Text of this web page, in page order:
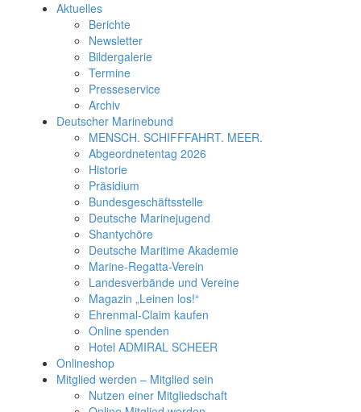
Aktuelles
Berichte
Newsletter
Bildergalerie
Termine
Presseservice
Archiv
Deutscher Marinebund
MENSCH. SCHIFFFAHRT. MEER.
Abgeordnetentag 2026
Historie
Präsidium
Bundesgeschäftsstelle
Deutsche Marinejugend
Shantychöre
Deutsche Maritime Akademie
Marine-Regatta-Verein
Landesverbände und Vereine
Magazin „Leinen los!“
Ehrenmal-Claim kaufen
Online spenden
Hotel ADMIRAL SCHEER
Onlineshop
Mitglied werden – Mitglied sein
Nutzen einer Mitgliedschaft